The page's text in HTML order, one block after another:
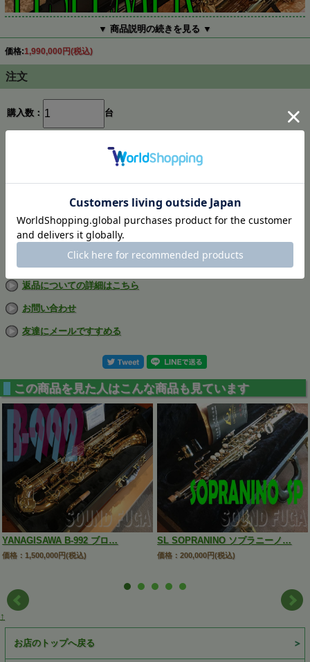
▼ 商品説明の続きを見る ▼
価格:1,990,000円(税込)
注文
購入数： 台
在庫
返品についての詳細はこちら
お問い合わせ
友達にメールですすめる
この商品を見た人はこんな商品も見ています
YANAGISAWA B-992 ブロ…
価格：1,500,000円(税込)
SL SOPRANINO ソプラニーノ…
価格：200,000円(税込)
↑
お店のトップへ戻る